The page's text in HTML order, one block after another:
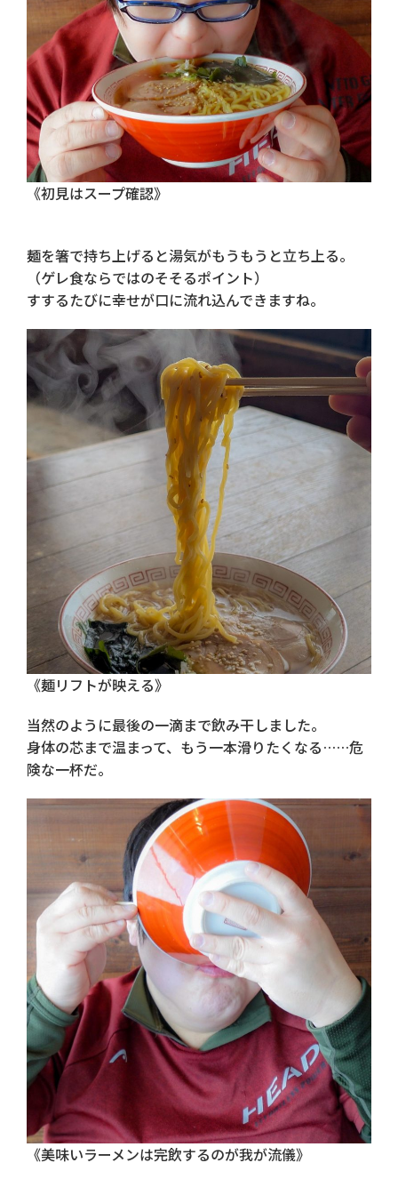
《初見はスープ確認》
麺を箸で持ち上げると湯気がもうもうと立ち上る。
（ゲレ食ならではのそそるポイント）
すするたびに幸せが口に流れ込んできますね。
《麺リフトが映える》
当然のように最後の一滴まで飲み干しました。
身体の芯まで温まって、もう一本滑りたくなる……危
険な一杯だ。
《美味いラーメンは完飲するのが我が流儀》